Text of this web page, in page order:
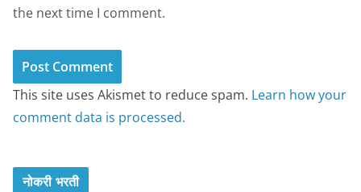
the next time I comment.
This site uses Akismet to reduce spam. Learn how your
comment data is processed.
नोकरी भरती